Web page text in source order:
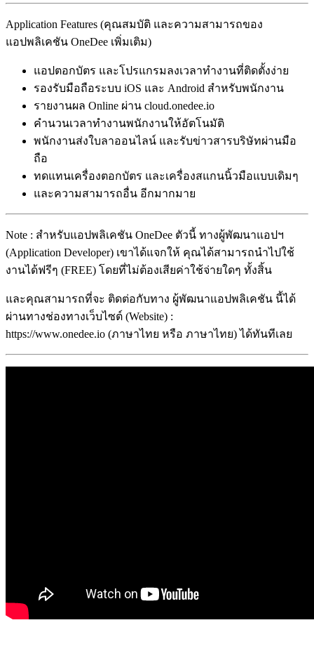
Application Features (คุณสมบัติ และความสามารถของ
แอปพลิเคชัน OneDee เพิ่มเติม)
แอปตอกบัตร และโปรแกรมลงเวลาทำงานที่ติดตั้งง่าย
รองรับมือถือระบบ iOS และ Android สำหรับพนักงาน
รายงานผล Online ผ่าน cloud.onedee.io
คำนวนเวลาทำงานพนักงานให้อัตโนมัติ
พนักงานส่งใบลาออนไลน์ และรับข่าวสารบริษัทผ่านมือ
ถือ
ทดแทนเครื่องตอกบัตร และเครื่องสแกนนิ้วมือแบบเดิมๆ
และความสามารถอื่น อีกมากมาย
Note : สำหรับแอปพลิเคชัน OneDee ตัวนี้ ทางผู้พัฒนาแอปฯ
(Application Developer) เขาได้แจกให้ คุณได้สามารถนำไปใช้
งานได้ฟรีๆ (FREE) โดยที่ไม่ต้องเสียค่าใช้จ่ายใดๆ ทั้งสิ้น
และคุณสามารถที่จะ ติดต่อกับทาง ผู้พัฒนาแอปพลิเคชัน นี้ได้
ผ่านทางช่องทางเว็บไซต์ (Website) :
https://www.onedee.io (ภาษาไทย หรือ ภาษาไทย) ได้ทันทีเลย